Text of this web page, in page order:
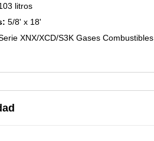
litros
5/8' x 18'
XNX/XCD/S3K Gases Combustibles